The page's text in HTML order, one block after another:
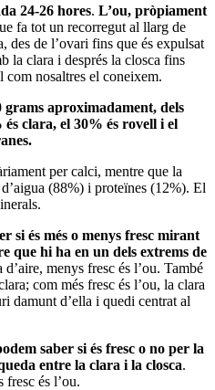
24-26 hores. L’ou, pròpiament
fa tot un recorregut al llarg de
des de l’ovari fins que és expulsat
la clara i després la closca fins
nosaltres el coneixem.
grams aproximadament, dels
clara, el 30% és rovell i el
per calci, mentre que la
(88%) i proteïnes (12%). El
si és més o menys fresc mirant
que hi ha en un dels extrems de
menys fresc és l’ou. També
com més fresc és l’ou, la clara
damunt d’ella i quedi centrat al
saber si és fresc o no per la
entre la clara i la closca.
fresc és l’ou.